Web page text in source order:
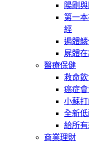
陽剛
第一
經
遍體
屍體
醫療保健
救命
癌症
小蘇
全新
給所
商業理財